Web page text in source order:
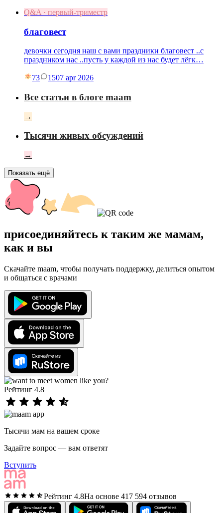
Q&A · первый-триместр
благовест
девочки сегодня наш с вами праздники благовест ..с
праздником нас ..пусть у каждой из нас будет лёгк…
73 1507 apr 2026
Все статьи в блоге maam
→
Тысячи живых обсуждений
→
Показать ещё
присоединяйтесь к таким же мамам,
как и вы
Скачайте maam, чтобы получать поддержку, делиться опытом
и общаться с врачами
Рейтинг 4.8
Тысячи мам на вашем сроке
Задайте вопрос — вам ответят
Вступить
Рейтинг 4.8На основе 417 594 отзывов